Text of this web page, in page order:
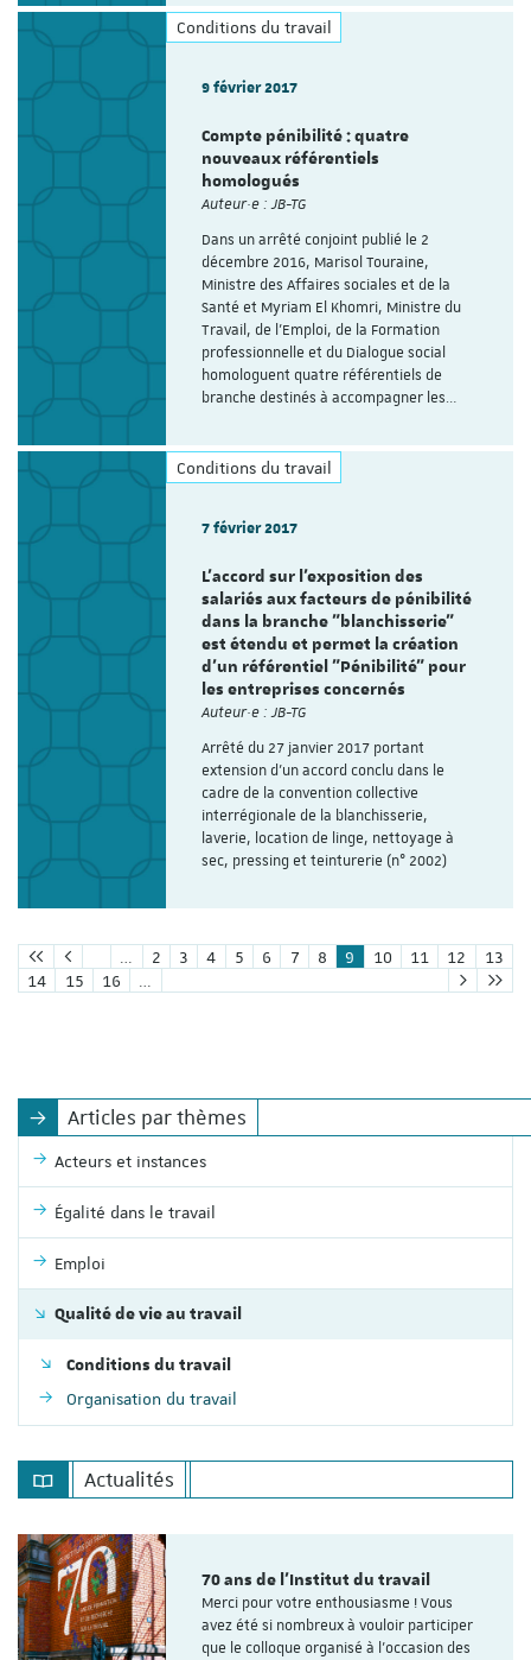
Conditions du travail
9 février 2017
Compte pénibilité : quatre
nouveaux référentiels
homologués
Auteur·e : JB-TG
Dans un arrêté conjoint publié le 2
décembre 2016, Marisol Touraine,
Ministre des Affaires sociales et de la
Santé et Myriam El Khomri, Ministre du
Travail, de l’Emploi, de la Formation
professionnelle et du Dialogue social
homologuent quatre référentiels de
branche destinés à accompagner les…
Conditions du travail
7 février 2017
L'accord sur l’exposition des
salariés aux facteurs de pénibilité
dans la branche "blanchisserie"
est étendu et permet la création
d'un référentiel "Pénibilité" pour
les entreprises concernés
Auteur·e : JB-TG
Arrêté du 27 janvier 2017 portant
extension d'un accord conclu dans le
cadre de la convention collective
interrégionale de la blanchisserie,
laverie, location de linge, nettoyage à
sec, pressing et teinturerie (n° 2002)
… 2 3 4 5 6 7 8 9 10 11 12
13
14
15 16 …
Articles par thèmes
Acteurs et instances
Égalité dans le travail
Emploi
Qualité de vie au travail
Conditions du travail
Organisation du travail
Actualités
70 ans de l'Institut du travail
Merci pour votre enthousiasme ! Vous
avez été si nombreux à vouloir participer
que le colloque organisé à l'occasion des